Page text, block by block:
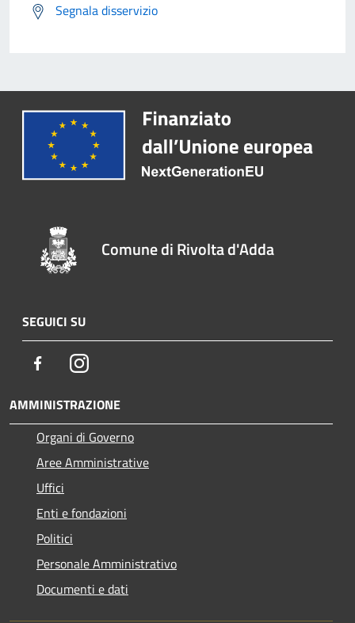
Segnala disservizio
Comune di Rivolta d'Adda
SEGUICI SU
FacebookInstagram
AMMINISTRAZIONE
Organi di Governo
Aree Amministrative
Uffici
Enti e fondazioni
Politici
Personale Amministrativo
Documenti e dati